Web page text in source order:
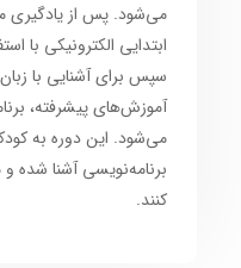
می‌شود. پس از یادگیری
ابتدایی الکترونیکی با
سپس برای آشنایی با
آموزش‌های پیشرفته،
می‌شود. این دوره به
برنامه‌نویسیآشنا شده و
کنند.